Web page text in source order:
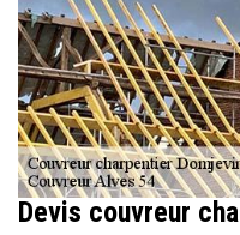
Devis couvreur